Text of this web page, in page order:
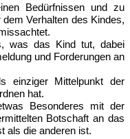
Bedürfnissen und zu
Verhalten des Kindes,
was das Kind tut, dabei
und Forderungen an
einziger Mittelpunkt der
hat.
Besonderes mit der
Botschaft an das
als die anderen ist.